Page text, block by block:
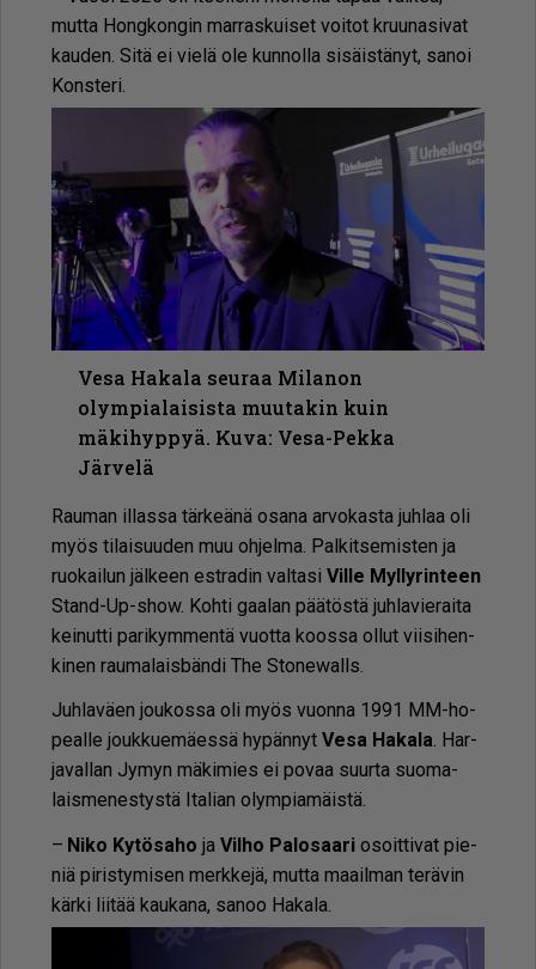
mut­ta Hong­kon­gin mar­ras­kui­set voi­tot kruu­na­si­vat
kau­den. Sitä ei vie­lä ole kun­nol­la si­säis­tä­nyt, sa­noi
Kons­te­ri.
Vesa Hakala seuraa Milanon
olympialaisista muutakin kuin
mäkihyppyä. Kuva: Vesa-Pekka
Järvelä
Rau­man il­las­sa tär­ke­ä­nä osa­na ar­vo­kas­ta juh­laa oli
myös ti­lai­suu­den muu oh­jel­ma. Pal­kit­se­mis­ten ja
ruo­kai­lun jäl­keen est­ra­din val­ta­si Vil­le Myl­ly­rin­teen
Stand-Up-show. Koh­ti gaa­lan pää­tös­tä juh­la­vie­rai­ta
kei­nut­ti pa­ri­kym­men­tä vuot­ta koos­sa ol­lut vii­si­hen­
ki­nen rau­ma­lais­bän­di The Sto­ne­wal­ls.
Juh­la­vä­en jou­kos­sa oli myös vuon­na 1991 MM-ho­
pe­al­le jouk­ku­e­mä­es­sä hy­pän­nyt Vesa Ha­ka­la. Har­
ja­val­lan Jy­myn mä­ki­mies ei po­vaa suur­ta suo­ma­
lais­me­nes­tys­tä Ita­li­an olym­pi­a­mäis­tä.
– Niko Ky­tö­sa­ho ja Vil­ho Pa­lo­saa­riosoit­ti­vat pie­
niä pi­ris­ty­mi­sen merk­ke­jä, mut­ta maa­il­man te­rä­vin
kär­ki lii­tää kau­ka­na, sa­noo Ha­ka­la.